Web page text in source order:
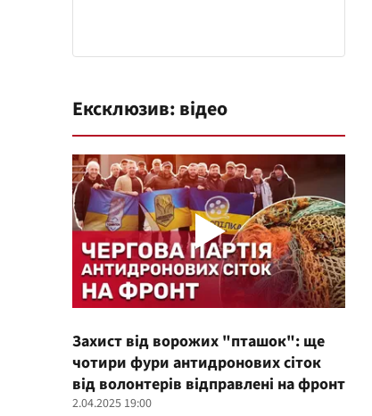
Ексклюзив: відео
Захист від ворожих "пташок": ще
чотири фури антидронових сіток
від волонтерів відправлені на фронт
2.04.2025 19:00